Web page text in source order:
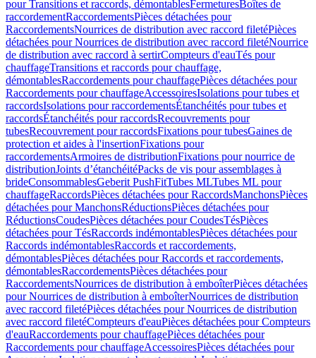
pour Transitions et raccords, démontablesFermeturesBoîtes de
raccordementRaccordementsPièces détachées pour
RaccordementsNourrices de distribution avec raccord filetéPièces
détachées pour Nourrices de distribution avec raccord filetéNourrice
de distribution avec raccord à sertirCompteurs d'eauTés pour
chauffageTransitions et raccords pour chauffage,
démontablesRaccordements pour chauffagePièces détachées pour
Raccordements pour chauffageAccessoiresIsolations pour tubes et
raccordsIsolations pour raccordementsÉtanchéités pour tubes et
raccordsÉtanchéités pour raccordsRecouvrements pour
tubesRecouvrement pour raccordsFixations pour tubesGaines de
protection et aides à l'insertionFixations pour
raccordementsArmoires de distributionFixations pour nourrice de
distributionJoints d’étanchéitéPacks de vis pour assemblages à
brideConsommablesGeberit PushFitTubes MLTubes ML pour
chauffageRaccordsPièces détachées pour RaccordsManchonsPièces
détachées pour ManchonsRéductionsPièces détachées pour
RéductionsCoudesPièces détachées pour CoudesTésPièces
détachées pour TésRaccords indémontablesPièces détachées pour
Raccords indémontablesRaccords et raccordements,
démontablesPièces détachées pour Raccords et raccordements,
démontablesRaccordementsPièces détachées pour
RaccordementsNourrices de distribution à emboîterPièces détachées
pour Nourrices de distribution à emboîterNourrices de distribution
avec raccord filetéPièces détachées pour Nourrices de distribution
avec raccord filetéCompteurs d'eauPièces détachées pour Compteurs
d'eauRaccordements pour chauffagePièces détachées pour
Raccordements pour chauffageAccessoiresPièces détachées pour